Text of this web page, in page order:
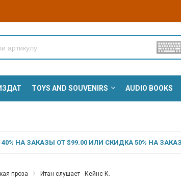
TOYS AND SOUVENIRS AUDIO BOOKS
НА ЗАКАЗЫ ОТ $99.00 ИЛИ СКИДКА 50% НА
проза Итан слушает - Кейнс К.